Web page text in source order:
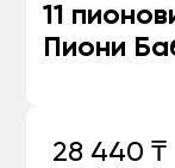
11
Пиони
28 440 ₸